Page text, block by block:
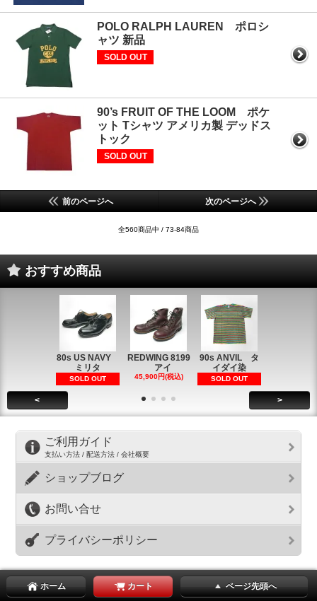
POLO RALPH LAUREN ポロシ
ャツ 新品
SOLD OUT
90’s FRUIT OF THE LOOM ポケ
ット Tシャツ アメリカ製 デッドス
トック
SOLD OUT
前のページへ 次のページへ
全560商品中 / 73-84商品
おすすめ商品
80s US NAVY
ミリタ
SOLD OUT
REDWING 8199
アイ
45,900円(税込)
90s ANVIL タ
イダイ染
SOLD OUT
< >
ご利用ガイド
支払い方法 / 配送方法 / 会社概要
ショップブログ
お問い合せ
プライバシーポリシー
ホーム カート ページ先頭へ